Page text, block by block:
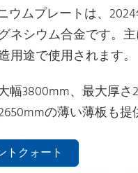
ウムプレートは、
ネシウム合金です。
用途で使用されます。
幅3800mm、最大厚
の薄い薄板も
トクォート